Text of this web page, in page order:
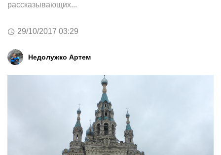
рассказывающих...
29/10/2017 03:29
Недолужко Артем